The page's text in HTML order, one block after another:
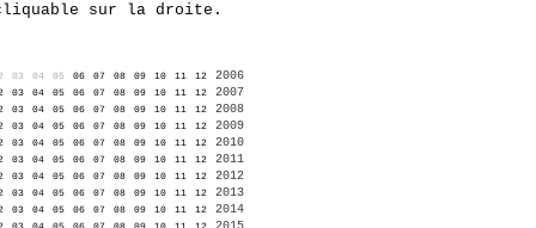
sur la droite.
03 04 05 06 07 08 09 10 11 12 2006
03 04 05 06 07 08 09 10 11 12 2007
03 04 05 06 07 08 09 10 11 12 2008
03 04 05 06 07 08 09 10 11 12 2009
03 04 05 06 07 08 09 10 11 12 2010
03 04 05 06 07 08 09 10 11 12 2011
03 04 05 06 07 08 09 10 11 12 2012
03 04 05 06 07 08 09 10 11 12 2013
03 04 05 06 07 08 09 10 11 12 2014